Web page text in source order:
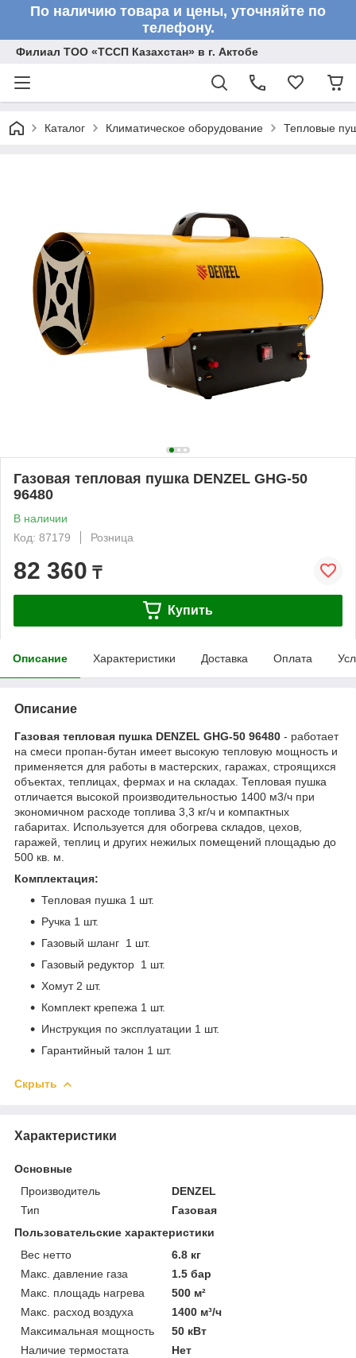
По наличию товара и цены, уточняйте по
телефону.
Филиал ТОО «ТССП Казахстан» в г. Актобе
Каталог Климатическое оборудование Тепловые
Газовая тепловая пушка DENZEL GHG-50
96480
В наличии
Код: 87179
Розница
82 360 ₸
Купить
Описание Характеристики Доставка Оплата
Описание
Газовая тепловая пушка DENZEL GHG-50 96480 - работает
на смеси пропан-бутан имеет высокую тепловую мощность и
применяется для работы в мастерских, гаражах, строящихся
объектах, теплицах, фермах и на складах. Тепловая пушка
отличается высокой производительностью 1400 м3/ч при
экономичном расходе топлива 3,3 кг/ч и компактных
габаритах. Используется для обогрева складов, цехов,
гаражей, теплиц и других нежилых помещений площадью до
500 кв. м.
Комплектация:
Тепловая пушка 1 шт.
Ручка 1 шт.
Газовый шланг 1 шт.
Газовый редуктор 1 шт.
Хомут 2 шт.
Комплект крепежа 1 шт.
Инструкция по эксплуатации 1 шт.
Гарантийный талон 1 шт.
Скрыть
Характеристики
Основные
Производитель
DENZEL
Тип
Газовая
Пользовательские характеристики
Вес нетто
6.8 кг
Макс. давление газа
1.5 бар
Макс. площадь нагрева
500 м²
Макс. расход воздуха
1400 м³/ч
Максимальная мощность
50 кВт
Наличие термостата
Нет